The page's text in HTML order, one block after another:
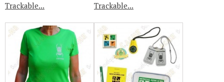
Trackable... Trackable...